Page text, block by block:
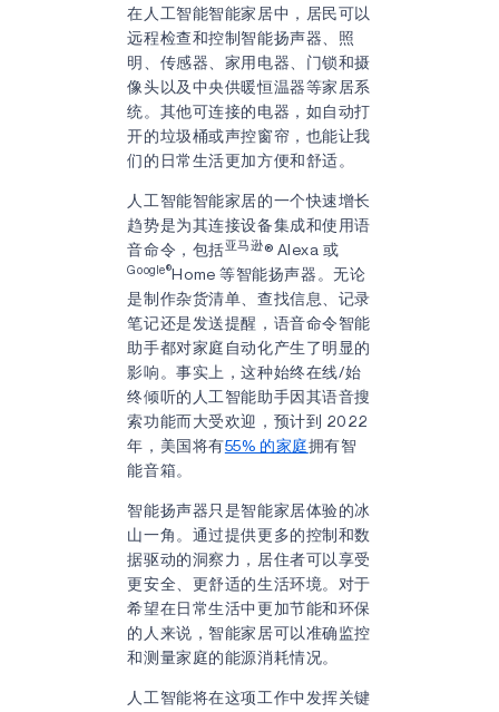
在人工智能智能家居中，居民可以
远程检查和控制智能扬声器、照
明、传感器、家用电器、门锁和摄
像头以及中央供暖恒温器等家居系
统。其他可连接的电器，如自动打
开的垃圾桶或声控窗帘，也能让我
们的日常生活更加方便和舒适。
人工智能智能家居的一个快速增长
趋势是为其连接设备集成和使用语
音命令，包括亚马逊® Alexa 或
Google®Home 等智能扬声器。无论
是制作杂货清单、查找信息、记录
笔记还是发送提醒，语音命令智能
助手都对家庭自动化产生了明显的
影响。事实上，这种始终在线/始
终倾听的人工智能助手因其语音搜
索功能而大受欢迎，预计到 2022
年，美国将有55% 的家庭拥有智
能音箱。
智能扬声器只是智能家居体验的冰
山一角。通过提供更多的控制和数
据驱动的洞察力，居住者可以享受
更安全、更舒适的生活环境。对于
希望在日常生活中更加节能和环保
的人来说，智能家居可以准确监控
和测量家庭的能源消耗情况。
人工智能将在这项工作中发挥关键